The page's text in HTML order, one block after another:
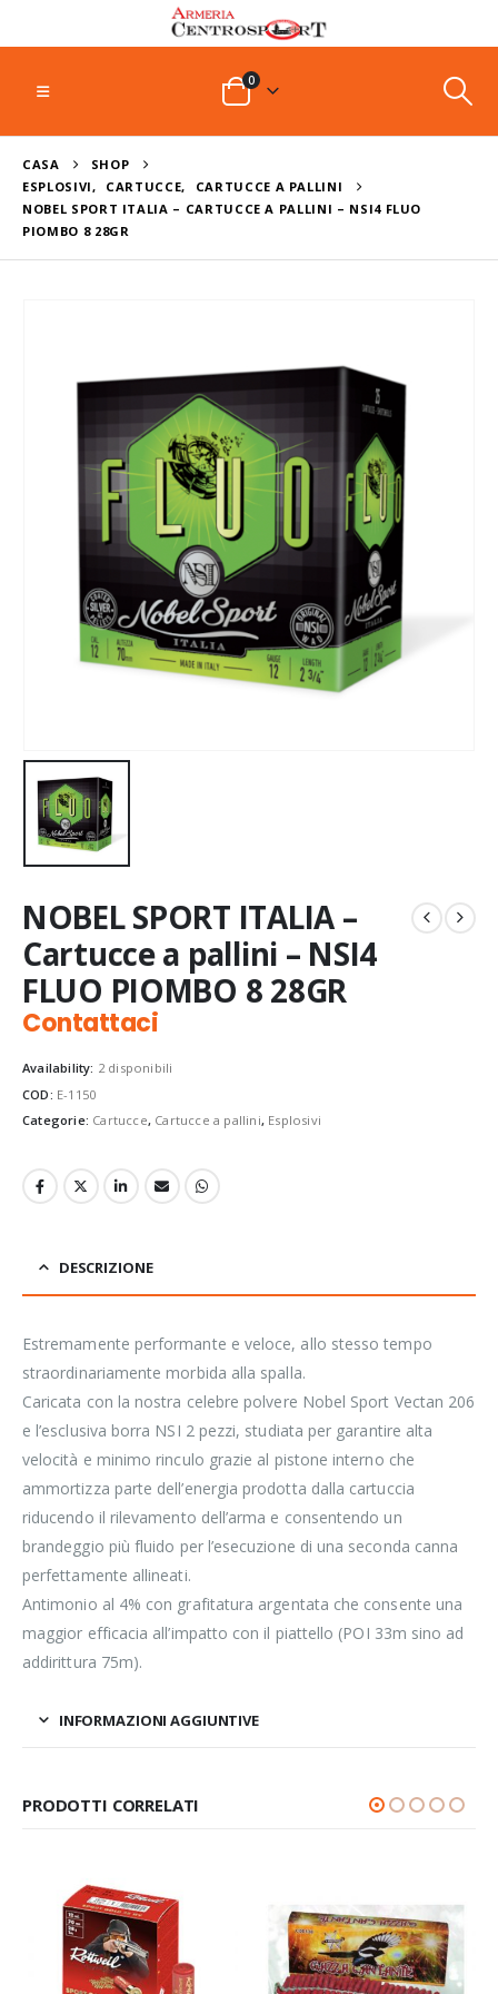
0
CASA
SHOP
ESPLOSIVI, CARTUCCE,
CARTUCCE A PALLINI
NOBEL SPORT ITALIA – CARTUCCE A PALLINI – NSI4 FLUO
PIOMBO 8 28GR
NOBEL SPORT ITALIA –
Cartucce a pallini – NSI4
FLUO PIOMBO 8 28GR
Contattaci
Availability: 2 disponibili
COD: E-1150
Categorie: Cartucce, Cartucce a pallini, Esplosivi
DESCRIZIONE
Estremamente performante e veloce, allo stesso tempo
straordinariamente morbida alla spalla.
Caricata con la nostra celebre polvere Nobel Sport Vectan 206
e l’esclusiva borra NSI 2 pezzi, studiata per garantire alta
velocità e minimo rinculo grazie al pistone interno che
ammortizza parte dell’energia prodotta dalla cartuccia
riducendo il rilevamento dell’arma e consentendo un
brandeggio più fluido per l’esecuzione di una seconda canna
perfettamente allineati.
Antimonio al 4% con grafitatura argentata che consente una
maggior efficacia all’impatto con il piattello (POI 33m sino ad
addirittura 75m).
INFORMAZIONI AGGIUNTIVE
PRODOTTI CORRELATI